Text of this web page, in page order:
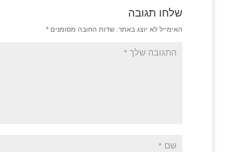
שלחו תגובה
האימייל לא יוצג באתר. שדות החובה מסומנים *